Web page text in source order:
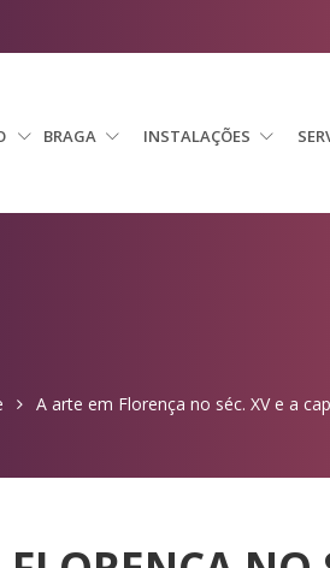
BRAGA INSTALAÇÕES
A arte em Florença no séc. XV e a